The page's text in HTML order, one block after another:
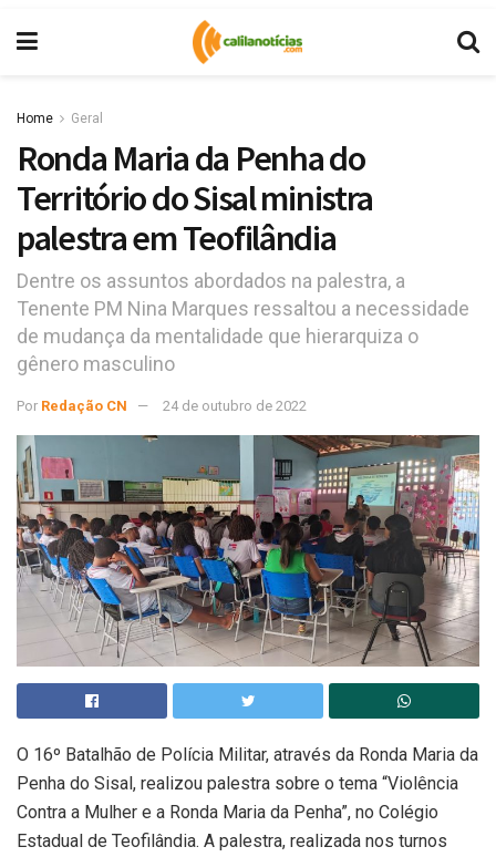
Home Geral
Ronda Maria da Penha do
Território do Sisal ministra
palestra em Teofilândia
Dentre os assuntos abordados na palestra, a
Tenente PM Nina Marques ressaltou a necessidade
de mudança da mentalidade que hierarquiza o
gênero masculino
Por Redação CN 24 de outubro de 2022
O 16º Batalhão de Polícia Militar, através da Ronda Maria da
Penha do Sisal, realizou palestra sobre o tema “Violência
Contra a Mulher e a Ronda Maria da Penha”, no Colégio
Estadual de Teofilândia. A palestra, realizada nos turnos